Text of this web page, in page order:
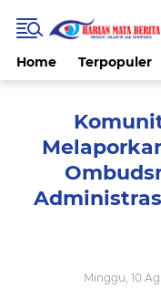
Home Terpopuler
Minggu, 10